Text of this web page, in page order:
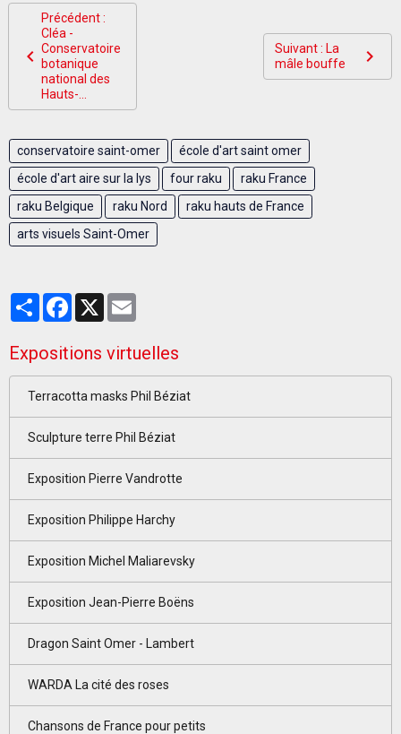
Précédent :
Cléa -
Conservatoire
botanique
national des
Hauts-...
Suivant : La
mâle bouffe
conservatoire saint-omer
école d'art saint omer
école d'art aire sur la lys
four raku
raku France
raku Belgique
raku Nord
raku hauts de France
arts visuels Saint-Omer
PartagerFacebook
X
Expositions virtuelles
Terracotta masks Phil Béziat
Sculpture terre Phil Béziat
Exposition Pierre Vandrotte
Exposition Philippe Harchy
Exposition Michel Maliarevsky
Exposition Jean-Pierre Boëns
Dragon Saint Omer - Lambert
WARDA La cité des roses
Chansons de France pour petits